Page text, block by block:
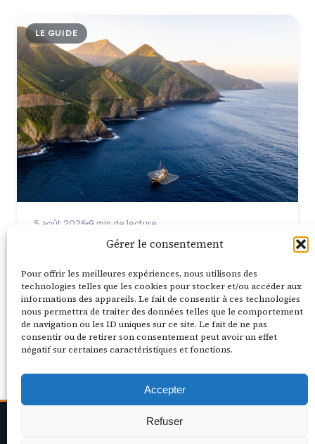
Gérer le consentement
Pour offrir les meilleures expériences, nous utilisons des
technologies telles que les cookies pour stocker et/ou accéder aux
informations des appareils. Le fait de consentir à ces technologies
nous permettra de traiter des données telles que le comportement
de navigation ou les ID uniques sur ce site. Le fait de ne pas
consentir ou de retirer son consentement peut avoir un effet
négatif sur certaines caractéristiques et fonctions.
Accepter
Refuser
LE GUIDE
5 août 2026 9 min de lecture
Meilleure période pour Madère : climat
Climat de Madère mois par mois : températures,
pluies, affluence et activités. Découvre quand
partir selon tes envies, avec les…
Lire la suite